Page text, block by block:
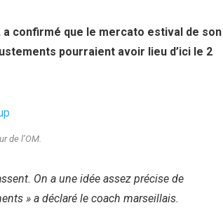
a confirmé que le mercato estival de son
pourraient avoir lieu d’ici le 2
de l’OM.
On a une idée assez précise de
» a déclaré le coach marseillais.